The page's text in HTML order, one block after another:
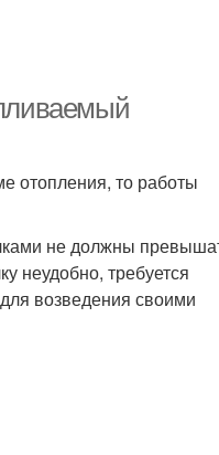
отопления, то работы
не должны
неудобно, требуется
возведения своими